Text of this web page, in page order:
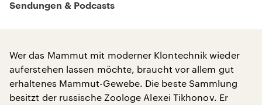
Sendungen & Podcasts
Wer das Mammut mit moderner Klontechnik wieder
auferstehen lassen möchte, braucht vor allem gut
erhaltenes Mammut-Gewebe. Die beste Sammlung
besitzt der russische Zoologe Alexei Tikhonov. Er